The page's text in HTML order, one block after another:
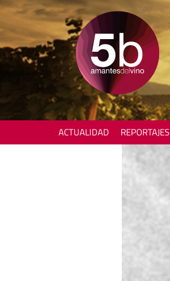
ACTUALIDAD REPORTAJES